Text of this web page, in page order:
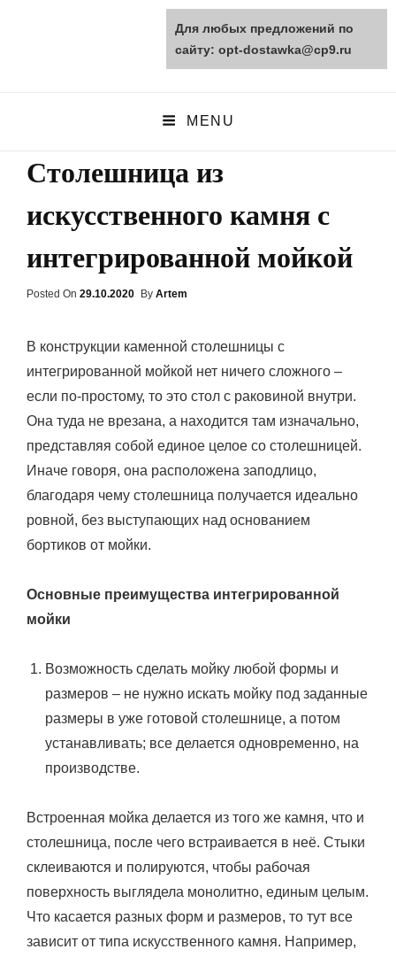
opt-dostawka.ru
MENU
Столешница из
искусственного камня с
интегрированной мойкой
Posted On Posted
29.10.2020 By Artem
В конструкции каменной столешницы с
интегрированной мойкой нет ничего сложного –
если по-простому, то это стол с раковиной внутри.
Она туда не врезана, а находится там изначально,
представляя собой единое целое со столешницей.
Иначе говоря, она расположена заподлицо,
благодаря чему столешница получается идеально
ровной, без выступающих над основанием
бортиков от мойки.
Основные преимущества интегрированной
мойки
Возможность сделать мойку любой формы и
размеров – не нужно искать мойку под заданные
размеры в уже готовой столешнице, а потом
устанавливать; все делается одновременно, на
производстве.
Встроенная мойка делается из того же камня, что и
столешница, после чего встраивается в неё. Стыки
склеиваются и полируются, чтобы рабочая
поверхность выглядела монолитно, единым целым.
Что касается разных форм и размеров, то тут все
зависит от типа искусственного камня. Например,
Для любых предложений по
сайту: opt-dostawka@cp9.ru